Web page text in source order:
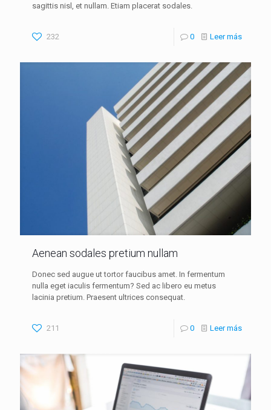
sagittis nisl, et nullam. Etiam placerat sodales.
232 0 Leer más
Aenean sodales pretium nullam
Donec sed augue ut tortor faucibus amet. In fermentum
nulla eget iaculis fermentum? Sed ac libero eu metus
lacinia pretium. Praesent ultrices consequat.
211 0 Leer más